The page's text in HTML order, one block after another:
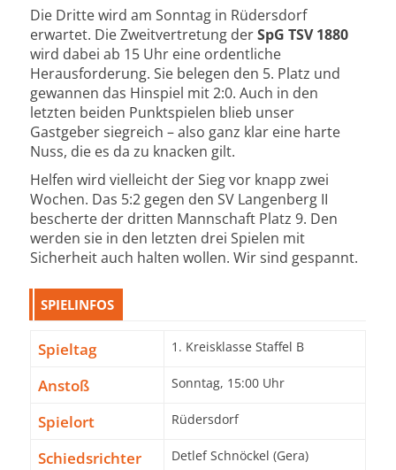
Die Dritte wird am Sonntag in Rüdersdorf
erwartet. Die Zweitvertretung derSpG TSV 1880
wird dabei ab 15 Uhr eine ordentliche
Herausforderung. Sie belegen den 5. Platz und
gewannen das Hinspiel mit 2:0. Auch in den
letzten beiden Punktspielen blieb unser
Gastgeber siegreich – also ganz klar eine harte
Nuss, die es da zu knacken gilt.
Helfen wird vielleicht der Sieg vor knapp zwei
Wochen. Das 5:2 gegen den SV Langenberg II
bescherte der dritten Mannschaft Platz 9. Den
werden sie in den letzten drei Spielen mit
Sicherheit auch halten wollen. Wir sind gespannt.
SPIELINFOS
Spieltag 1. Kreisklasse Staffel B
Anstoß Sonntag, 15:00 Uhr
Spielort Rüdersdorf
Schiedsrichter Detlef Schnöckel (Gera)